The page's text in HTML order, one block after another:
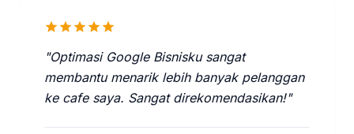
starstarstarstarstar
"Optimasi Google Bisnisku sangat
membantu menarik lebih banyak pelanggan
ke cafe saya. Sangat direkomendasikan!"